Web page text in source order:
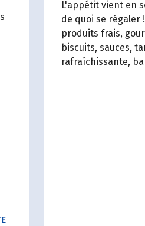
DE L'ARTICLE NOTRE RADD 2025
L'appétit vient en
de quoi se régaler
produits frais,
biscuits, sauces,
rafraîchissante,